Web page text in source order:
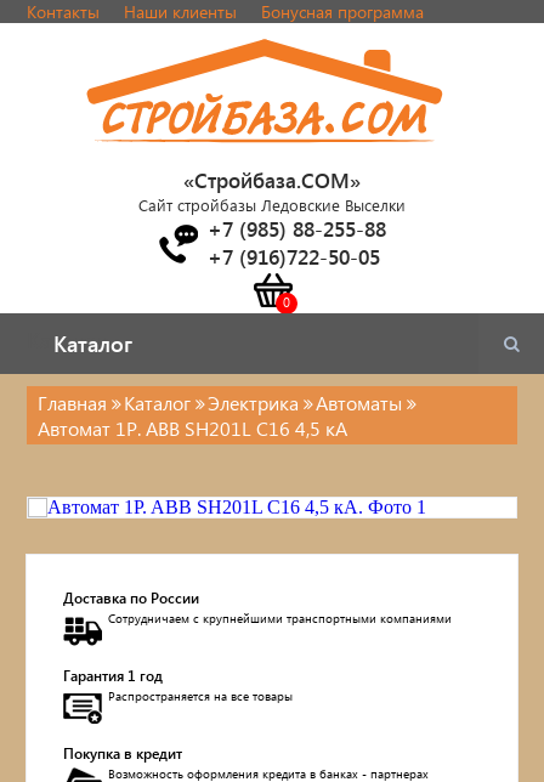
Контакты Наши клиенты Бонусная программа
«Стройбаза.COM»
Сайт стройбазы Ледовские Выселки
+7 (985) 88-255-88
+7 (916)722-50-05
Каталог
Каталог
Электрика
Главная Каталог Электрика
Автоматы
Автомат 1P. ABB SH201L С16 4,5 кА
Доставка по России
Сотрудничаем с крупнейшими транспортными компаниями
Гарантия 1 год
Распространяется на все товары
Покупка в кредит
Возможность оформления кредита в банках - партнерах